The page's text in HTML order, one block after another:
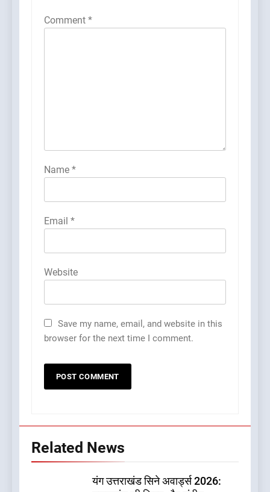
Comment *
Name *
Email *
Website
Save my name, email, and website in this
browser for the next time I comment.
Related News
यंग उत्तराखंड सिने अवार्ड्स 2026: